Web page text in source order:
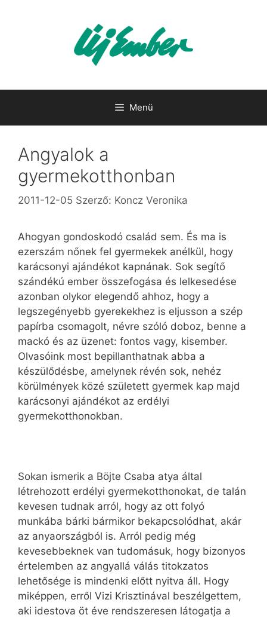
Menü
Angyalok a
gyermekotthonban
2011-12-05 Szerző: Koncz Veronika
Ahogyan gondoskodó család sem. És ma is
ezerszám nőnek fel gyermekek anélkül, hogy
karácsonyi ajándékot kapnának. Sok segítő
szándékú ember összefogása és lelkesedése
azonban olykor elegendő ahhoz, hogy a
legszegényebb gyerekekhez is eljusson a szép
papírba csomagolt, névre szóló doboz, benne a
mackó és az üzenet: fontos vagy, kisember.
Olvasóink most bepillanthatnak abba a
készülődésbe, amelynek révén sok, nehéz
körülmények közé született gyermek kap majd
karácsonyi ajándékot az erdélyi
gyermekotthonokban.
Sokan ismerik a Böjte Csaba atya által
létrehozott erdélyi gyermekotthonokat, de talán
kevesen tudnak arról, hogy az ott folyó
munkába bárki bármikor bekapcsolódhat, akár
az anyaországból is. Arról pedig még
kevesebbeknek van tudomásuk, hogy bizonyos
értelemben az angyallá válás titokzatos
lehetősége is mindenki előtt nyitva áll. Hogy
miképpen, erről Vizi Krisztinával beszélgettem,
aki idestova öt éve rendszeresen látogatja a